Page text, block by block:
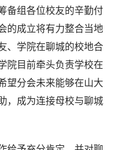
备组各位校友的辛勤付
的成立将有力整合当地
、学院在聊城的校地合
院目前牵头负责学校在
望分会未来能够在山大
，成为连接母校与聊城